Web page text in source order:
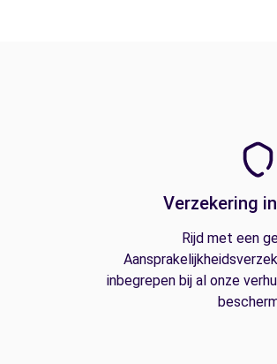
Verzekering
Rijd met een
inbegrepen bij al onze